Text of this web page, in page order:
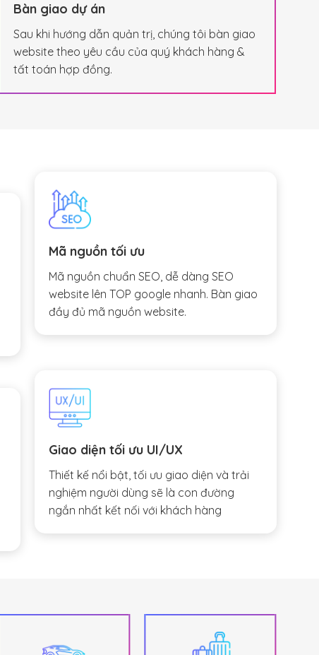
Bàn giao dự án
Sau khi hướng dẫn quản trị, chúng tôi bàn giao
website theo yêu cầu của quý khách hàng &
tất toán hợp đồng.
Mã nguồn tối ưu
Mã nguồn chuẩn SEO, dễ dàng SEO
website lên TOP google nhanh. Bàn giao
đầy đủ mã nguồn website.
Giao diện tối ưu UI/UX
Thiết kế nổi bật, tối ưu giao diện và trải
nghiệm người dùng sẽ là con đường
ngắn nhất kết nối với khách hàng